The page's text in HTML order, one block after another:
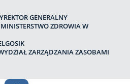
GENERALNY
MINISTERSTWO ZDROWIA W
ZARZĄDZANIA ZASOBAMI